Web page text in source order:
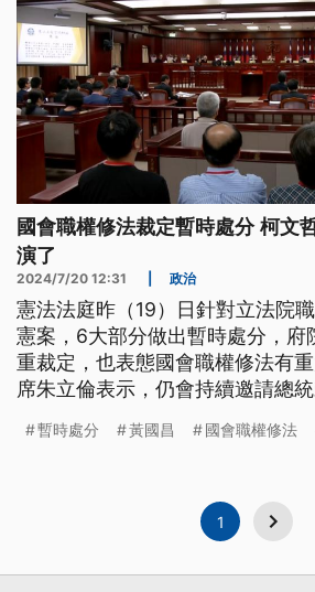
國會職權修法裁定暫時處分 柯文
演了
2024/7/20 12:31 政治
憲法法庭昨（19）日針對立法院
憲案，6大部分做出暫時處分，府
重裁定，也表態國會職權修法有
席朱立倫表示，仍會持續邀請總
文哲批評憲法法庭不演了，淪為
暫時處分 黃國昌 國會職權修法
1